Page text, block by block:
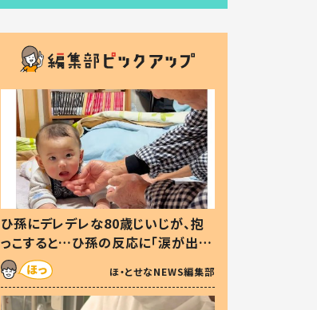
ひ孫にデレデレな80歳じいじが、抱
っこすると…ひ孫の反応に「涙が出ま
した」「可愛くて仕方ない」
ほ・とせなNEWS編集部